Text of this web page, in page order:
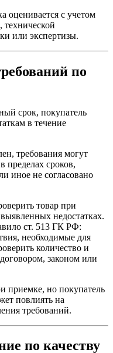
оценивается с учетом
технической
или экспертизы.
по
срок, покупатель
в течение
требования могут
пределах сроков,
иное не согласовано
товар при
недостатках.
ст. 513 ГК РФ:
необходимые для
количество и
законом или
приемке, но покупатель
повлиять на
требований.
по качеству